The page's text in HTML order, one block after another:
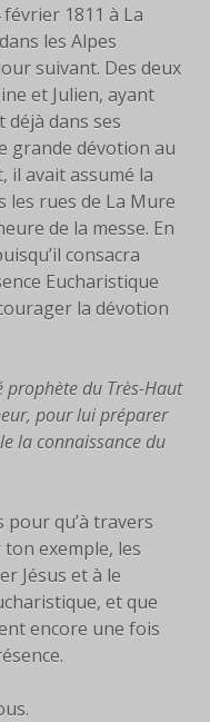
1811 à La
les Alpes
suivant. Des deux
et Julien, ayant
dans ses
grande dévotion au
il avait assumé la
les rues de La Mure
de la messe. En
consacra
Eucharistique
la dévotion
du Très-Haut
pour lui préparer
la connaissance du
qu’à travers
exemple, les
Jésus et à le
et que
encore une fois